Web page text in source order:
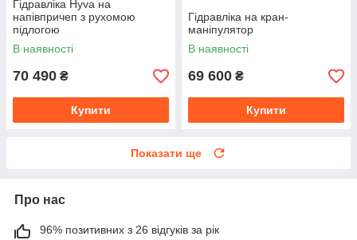
Гідравліка Hyva на
напівпричеп з рухомою
підлогою
В наявності
70 490 ₴
Купити
Гідравліка на кран-
маніпулятор
В наявності
69 600 ₴
Купити
Показати ще
Про нас
96% позитивних з 26 відгуків за рік